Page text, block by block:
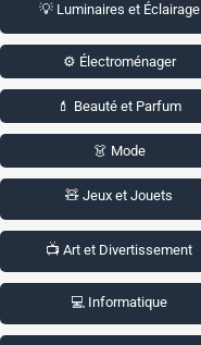
💡 Luminaires et Éclairage
⚙️ Électroménager
💄 Beauté et Parfum
👗 Mode
🧸 Jeux et Jouets
📺 Art et Divertissement
💻 Informatique